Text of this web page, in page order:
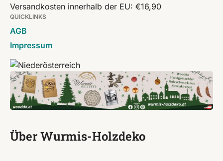
Versandkosten innerhalb der EU: €16,90
QUICKLINKS
AGB
Impressum
Über Wurmis-Holzdeko